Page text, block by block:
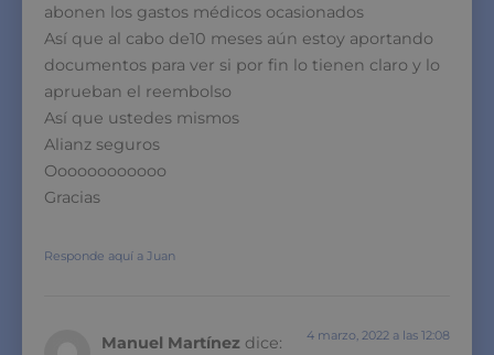
abonen los gastos médicos ocasionados
Así que al cabo de10 meses aún estoy aportando
documentos para ver si por fin lo tienen claro y lo
aprueban el reembolso
Así que ustedes mismos
Alianz seguros
Oooooooooooo
Gracias
Responde aquí a Juan
Manuel Martínez dice: 4 marzo, 2022 a las 12:08